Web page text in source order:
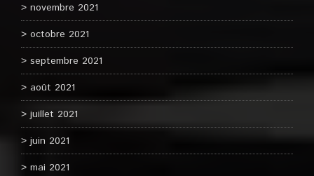
novembre 2021
octobre 2021
septembre 2021
août 2021
juillet 2021
juin 2021
mai 2021